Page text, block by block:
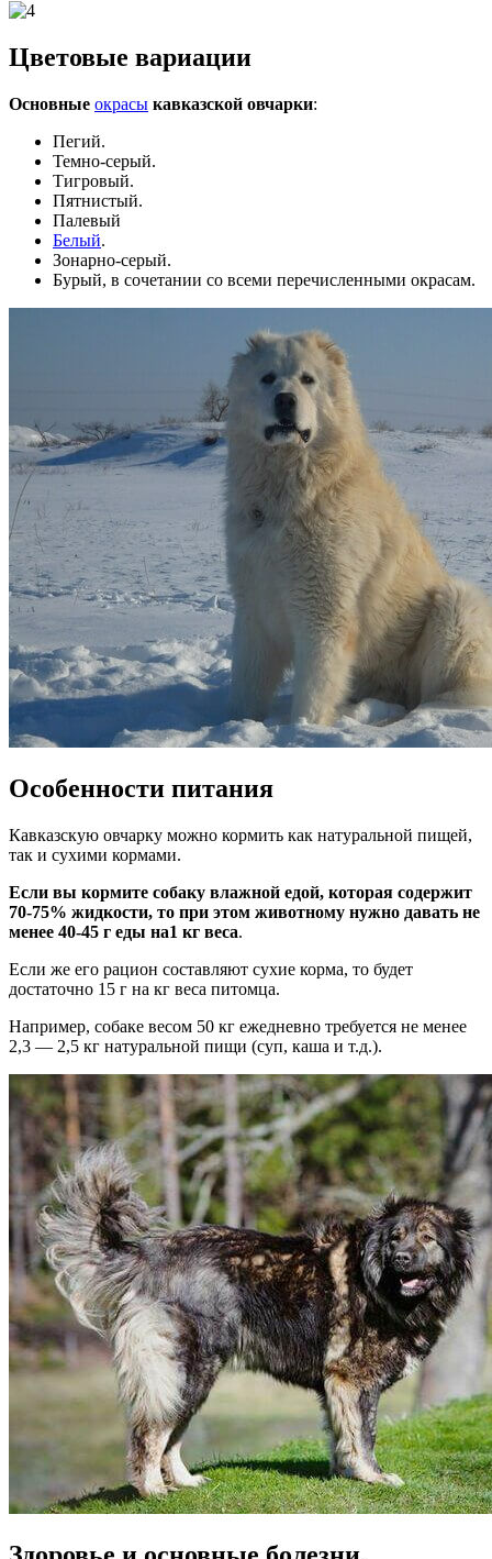
Цветовые вариации
Основные окрасы кавказской овчарки:
Пегий.
Темно-серый.
Тигровый.
Пятнистый.
Палевый
Белый.
Зонарно-серый.
Бурый, в сочетании со всеми перечисленными окрасам.
Особенности питания
Кавказскую овчарку можно кормить как натуральной пищей,
так и сухими кормами.
Если вы кормите собаку влажной едой, которая содержит
70-75% жидкости, то при этом животному нужно давать не
менее 40-45 г еды на1 кг веса.
Если же его рацион составляют сухие корма, то будет
достаточно 15 г на кг веса питомца.
Например, собаке весом 50 кг ежедневно требуется не менее
2,3 — 2,5 кг натуральной пищи (суп, каша и т.д.).